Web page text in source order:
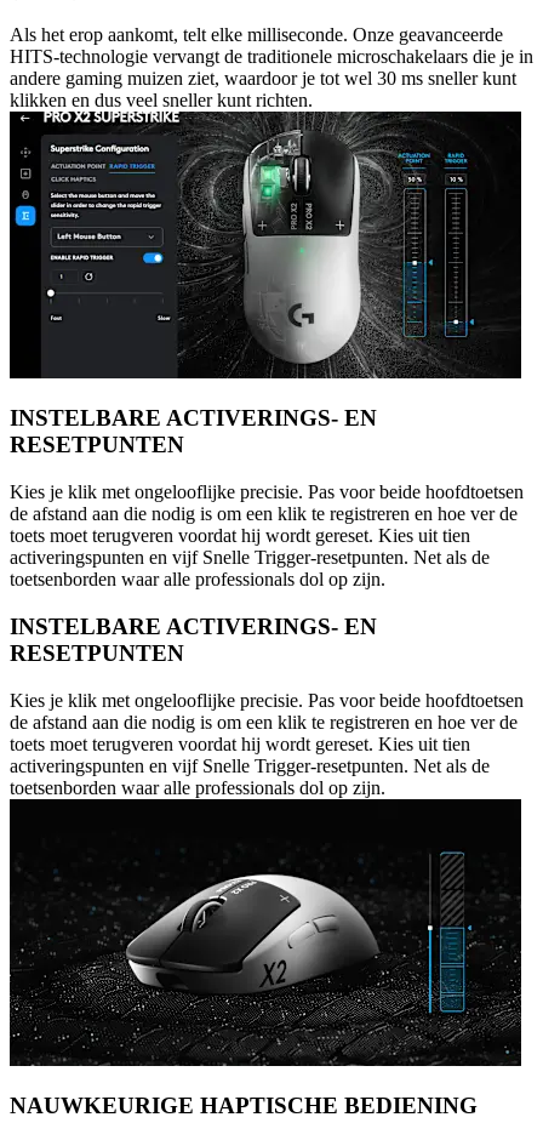
Als het erop aankomt, telt elke milliseconde. Onze geavanceerde
HITS-technologie vervangt de traditionele microschakelaars die je in
andere gaming muizen ziet, waardoor je tot wel 30 ms sneller kunt
klikken en dus veel sneller kunt richten.
INSTELBARE ACTIVERINGS- EN
RESETPUNTEN
Kies je klik met ongelooflijke precisie. Pas voor beide hoofdtoetsen
de afstand aan die nodig is om een klik te registreren en hoe ver de
toets moet terugveren voordat hij wordt gereset. Kies uit tien
activeringspunten en vijf Snelle Trigger-resetpunten. Net als de
toetsenborden waar alle professionals dol op zijn.
INSTELBARE ACTIVERINGS- EN
RESETPUNTEN
Kies je klik met ongelooflijke precisie. Pas voor beide hoofdtoetsen
de afstand aan die nodig is om een klik te registreren en hoe ver de
toets moet terugveren voordat hij wordt gereset. Kies uit tien
activeringspunten en vijf Snelle Trigger-resetpunten. Net als de
toetsenborden waar alle professionals dol op zijn.
NAUWKEURIGE HAPTISCHE BEDIENING